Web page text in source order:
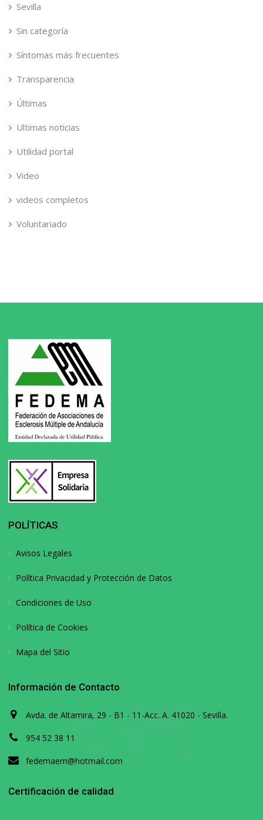
Sevilla
Sin categoría
Síntomas más frecuentes
Transparencia
Últimas
Ultimas noticias
Utilidad portal
Video
videos completos
Voluntariado
POLÍTICAS
Avisos Legales
Política Privacidad y Protección de Datos
Condiciones de Uso
Política de Cookies
Mapa del Sitio
Información de Contacto
Avda. de Altamira, 29 - B1 - 11-Acc. A. 41020 - Sevilla.
954 52 38 11
fedemaem@hotmail.com
Certificación de calidad